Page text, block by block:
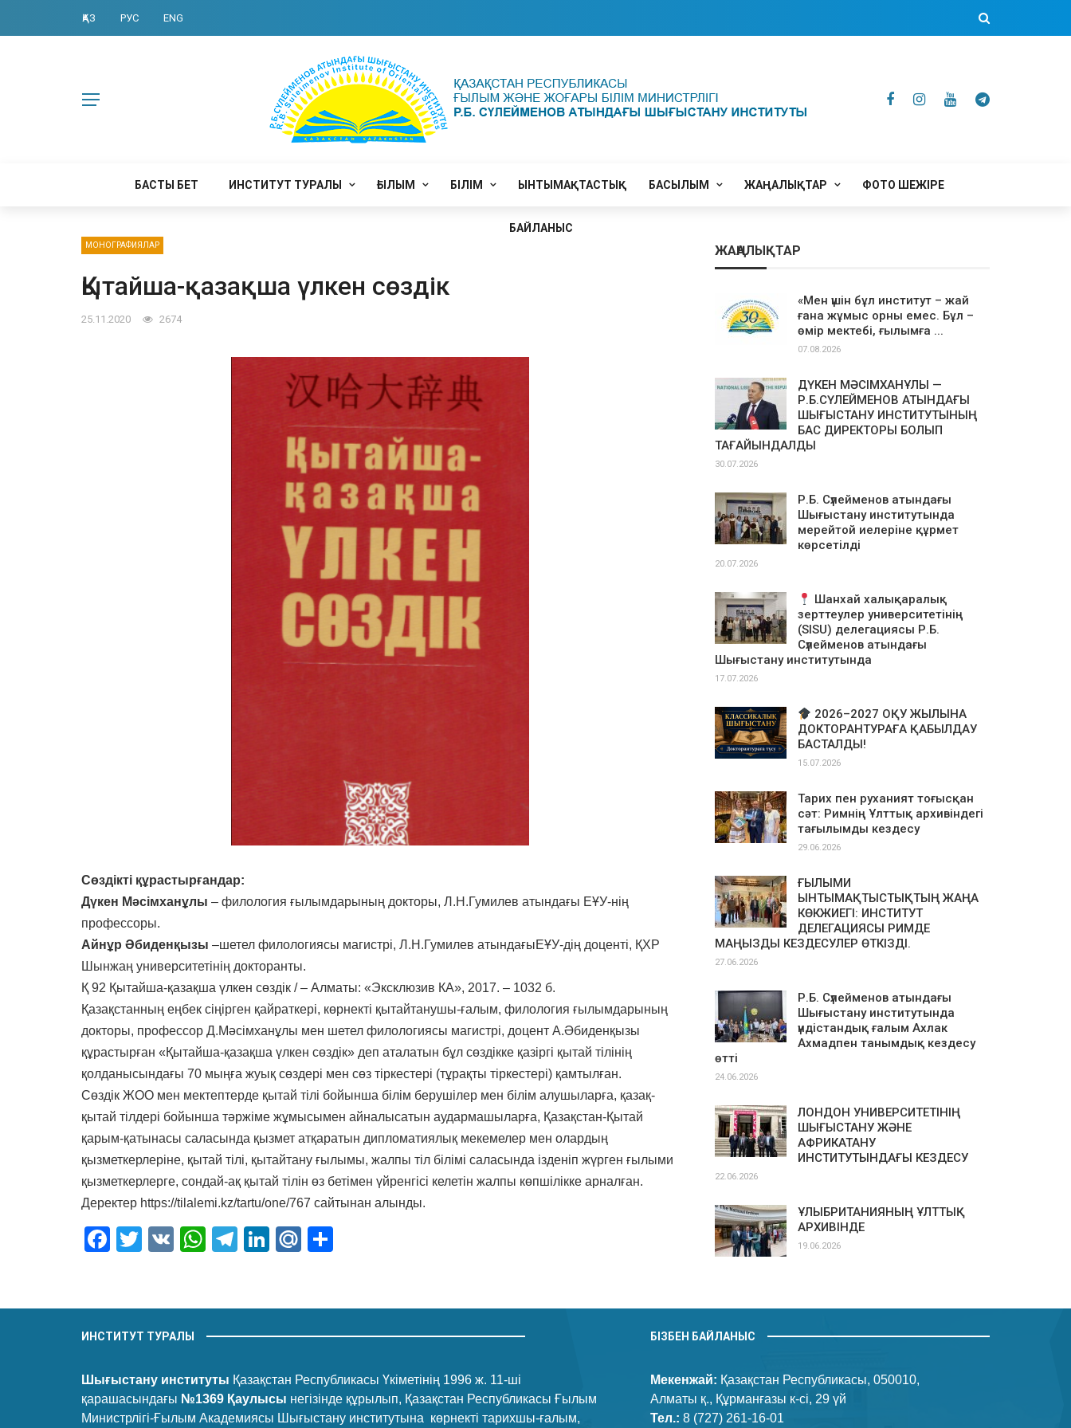
ҚАЗ РУС ENG
БАСТЫ БЕТ ИНСТИТУТ ТУРАЛЫ ҒЫЛЫМ БІЛІМ ЫНТЫМАҚТАСТЫҚ БАСЫЛЫМ ЖАҢАЛЫҚТАР ФОТО ШЕЖІРЕ
БАЙЛАНЫС
МОНОГРАФИЯЛАР
Қытайша-қазақша үлкен сөздік
25.11.2020 2674
Сөздікті құрастырғандар:
Дүкен Мәсімханұлы – филология ғылымдарының докторы, Л.Н.Гумилев атындағы ЕҰУ-нің
профессоры.
Айнұр Әбиденқызы –шетел филологиясы магистрі, Л.Н.Гумилев атындағыЕҰУ-дің доценті, ҚХР
Шынжаң университетінің докторанты.
Қ 92 Қытайша-қазақша үлкен сөздік / – Алматы: «Эксклюзив КА», 2017. – 1032 б.
Қазақстанның еңбек сіңірген қайраткері, көрнекті қытайтанушы-ғалым, филология ғылымдарының
докторы, профессор Д.Мәсімханұлы мен шетел филологиясы магистрі, доцент А.Әбиденқызы
құрастырған «Қытайша-қазақша үлкен сөздік» деп аталатын бұл сөздікке қазіргі қытай тілінің
қолданысындағы 70 мыңға жуық сөздері мен сөз тіркестері (тұрақты тіркестері) қамтылған.
Сөздік ЖОО мен мектептерде қытай тілі бойынша білім берушілер мен білім алушыларға, қазақ-
қытай тілдері бойынша тәржіме жұмысымен айналысатын аудармашыларға, Қазақстан-Қытай
қарым-қатынасы саласында қызмет атқаратын дипломатиялық мекемелер мен олардың
қызметкерлеріне, қытай тілі, қытайтану ғылымы, жалпы тіл білімі саласында ізденіп жүрген ғылыми
қызметкерлерге, сондай-ақ қытай тілін өз бетімен үйренгісі келетін жалпы көпшілікке арналған.
Деректер https://tilalemi.kz/tartu/one/767 сайтынан алынды.
Facebook
Twitter
VK WhatsApp
Telegram
LinkedIn
Mail.Ru
ЖАҢАЛЫҚТАР
«Мен үшін бұл институт – жай
ғана жұмыс орны емес. Бұл –
өмір мектебі, ғылымға ...
07.08.2026
ДҮКЕН МӘСІМХАНҰЛЫ —
Р.Б.СҮЛЕЙМЕНОВ АТЫНДАҒЫ
ШЫҒЫСТАНУ ИНСТИТУТЫНЫҢ
БАС ДИРЕКТОРЫ БОЛЫП
ТАҒАЙЫНДАЛДЫ
30.07.2026
Р.Б. Сүлейменов атындағы
Шығыстану институтында
мерейтой иелеріне құрмет
көрсетілді
20.07.2026
Шанхай халықаралық
зерттеулер университетінің
(SISU) делегациясы Р.Б.
Сүлейменов атындағы
Шығыстану институтында
17.07.2026
2026–2027 ОҚУ ЖЫЛЫНА
ДОКТОРАНТУРАҒА ҚАБЫЛДАУ
БАСТАЛДЫ!
15.07.2026
Тарих пен руханият тоғысқан
сәт: Римнің Ұлттық архивіндегі
тағылымды кездесу
29.06.2026
ҒЫЛЫМИ
ЫНТЫМАҚТЫСТЫҚТЫҢ ЖАҢА
КӨКЖИЕГІ: ИНСТИТУТ
ДЕЛЕГАЦИЯСЫ РИМДЕ
МАҢЫЗДЫ КЕЗДЕСУЛЕР ӨТКІЗДІ.
27.06.2026
Р.Б. Сүлейменов атындағы
Шығыстану институтында
үндістандық ғалым Ахлак
Ахмадпен танымдық кездесу
өтті
24.06.2026
ЛОНДОН УНИВЕРСИТЕТІНІҢ
ШЫҒЫСТАНУ ЖӘНЕ
АФРИКАТАНУ
ИНСТИТУТЫНДАҒЫ КЕЗДЕСУ
22.06.2026
ҰЛЫБРИТАНИЯНЫҢ ҰЛТТЫҚ
АРХИВІНДЕ
19.06.2026
ИНСТИТУТ ТУРАЛЫ
Шығыстану институты Қазақстан Республикасы Үкіметінің 1996 ж. 11-ші
қарашасындағы №1369 Қаулысы негізінде құрылып, Қазақстан Республикасы Ғылым
Министрлігі-Ғылым Академиясы Шығыстану институтына көрнекті тарихшы-ғалым,
БІЗБЕН БАЙЛАНЫС
Мекенжай: Қазақстан Республикасы, 050010,
Алматы қ., Құрманғазы к-сі, 29 үй
Тел.: 8 (727) 261-16-01